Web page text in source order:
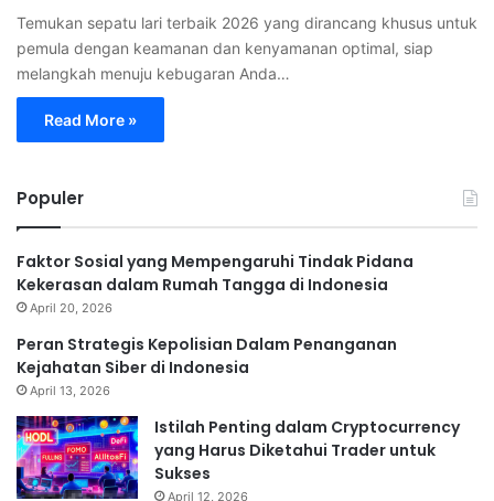
Temukan sepatu lari terbaik 2026 yang dirancang khusus untuk
pemula dengan keamanan dan kenyamanan optimal, siap
melangkah menuju kebugaran Anda…
Read More »
Populer
Faktor Sosial yang Mempengaruhi Tindak Pidana
Kekerasan dalam Rumah Tangga di Indonesia
April 20, 2026
Peran Strategis Kepolisian Dalam Penanganan
Kejahatan Siber di Indonesia
April 13, 2026
Istilah Penting dalam Cryptocurrency
yang Harus Diketahui Trader untuk
Sukses
April 12, 2026